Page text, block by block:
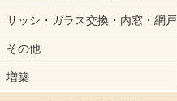
サッシ・ガラス交換・内窓・網戸
その他
増築